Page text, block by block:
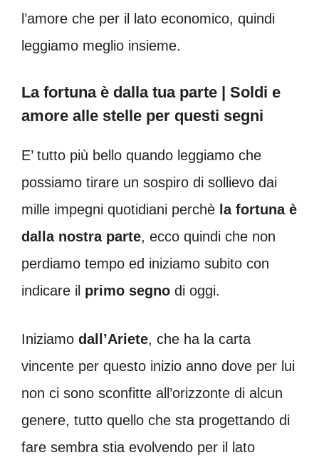
l’amore che per il lato economico, quindi
leggiamo meglio insieme.
La fortuna è dalla tua parte | Soldi e
amore alle stelle per questi segni
E’ tutto più bello quando leggiamo che
possiamo tirare un sospiro di sollievo dai
mille impegni quotidiani perchè la fortuna è
dalla nostra parte, ecco quindi che non
perdiamo tempo ed iniziamo subito con
indicare il primo segno di oggi.
Iniziamo dall’Ariete, che ha la carta
vincente per questo inizio anno dove per lui
non ci sono sconfitte all’orizzonte di alcun
genere, tutto quello che sta progettando di
fare sembra stia evolvendo per il lato